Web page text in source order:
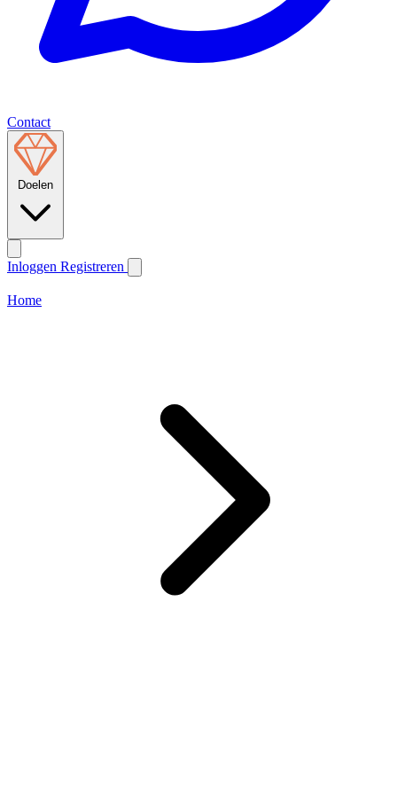
Contact
Doelen
Inloggen Registreren
Home